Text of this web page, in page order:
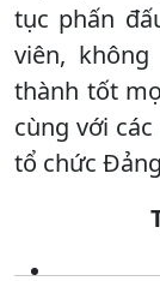
tục phấn
viên,
thành tốt
cùng với
tổ chức